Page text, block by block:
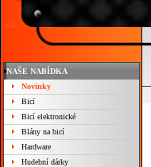
NAŠE NABÍDKA
Novinky
Bicí
Bicí elektronické
Blány na bicí
Hardware
Hudební dárky